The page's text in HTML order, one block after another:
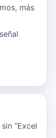
más
sin “Excel